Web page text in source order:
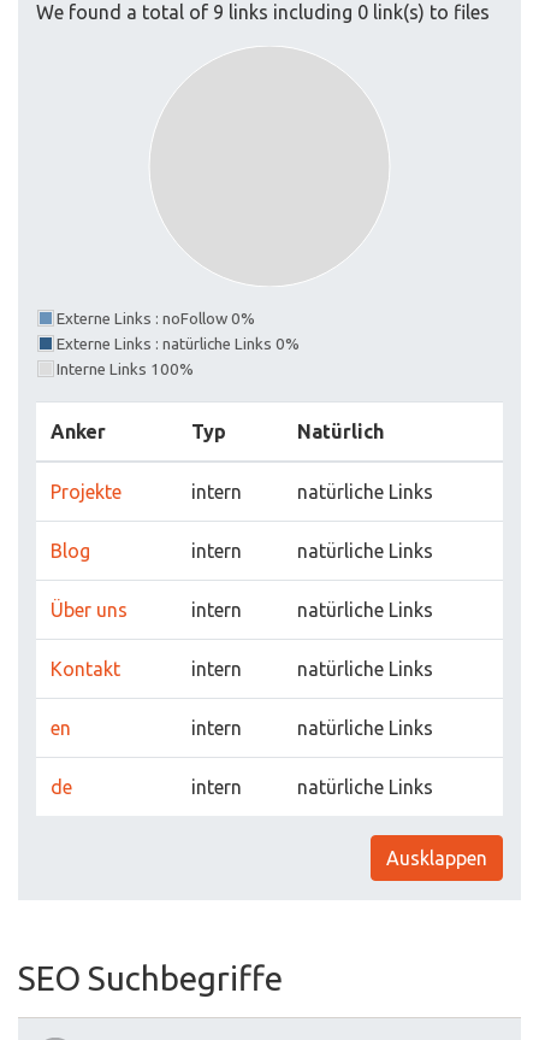
We found a total of 9 links including 0 link(s) to files
Externe Links : noFollow 0%
Externe Links : natürliche Links 0%
Interne Links 100%
Anker Typ Natürlich
Projekte intern natürliche Links
Blog intern natürliche Links
Über uns intern natürliche Links
Kontakt intern natürliche Links
en intern natürliche Links
de intern natürliche Links
Ausklappen
SEO Suchbegriffe